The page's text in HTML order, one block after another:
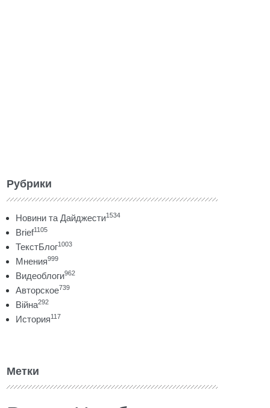
Рубрики
Новини та Дайджести1534
Brief1105
ТекстБлог1003
Мнения999
Видеоблоги962
Авторское739
Війна292
История117
Метки